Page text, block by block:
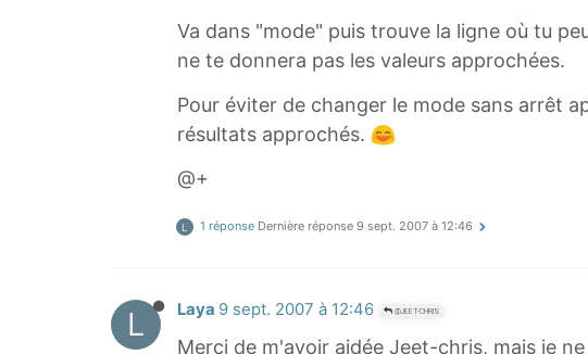
Va dans "mode" puis trouve la ligne où tu
ne te donnera pas les valeurs approchées.
Pour éviter de changer le mode sans arrêt
résultats approchés.
@+
L 1 réponse Dernière réponse 9 sept. 2007 à 12:46
L Laya 9 sept. 2007 à 12:46 @JEET-CHRIS
Merci de m'avoir aidée Jeet-chris, mais je